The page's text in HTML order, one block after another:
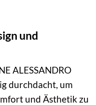
und
ALESSANDRO
durchdacht, um
und Ästhetik zu